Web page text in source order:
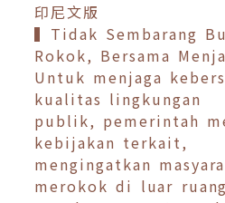
印尼文版
▍Tidak Sembarang
Rokok, Bersama
Untuk menjaga
kualitas lingkungan
publik, pemerintah
kebijakan terkait,
mengingatkan
merokok di luar